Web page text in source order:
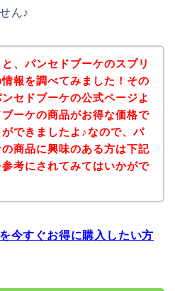
ん♪
、パンセドブーケのスプリ
報を調べてみました！その
セドブーケの公式ページよ
ブーケの商品がお得な価格で
できましたよ♪なので、パ
商品に興味のある方は下記
考にされてみてはいかがで
今すぐお得に購入したい方